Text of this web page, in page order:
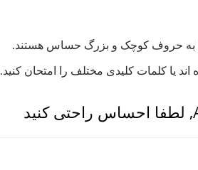
یا کلمات کلیدی مختلف را امتحان کنید.